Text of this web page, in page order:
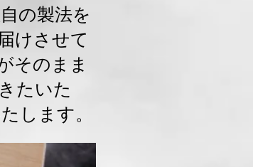
の製法を
けさせて
そのまま
たいた
します。